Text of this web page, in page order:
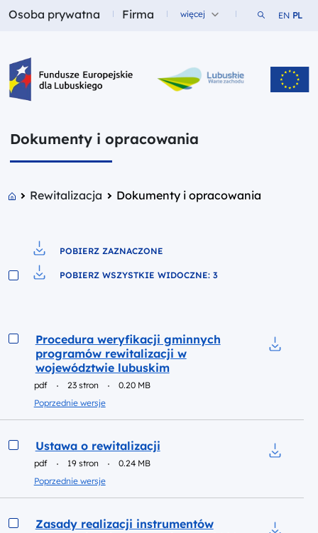
Fundusze dla
Osoba prywatna Fundusze dla
Firma więcej Szukaj w
EN PL
Fundusze Europejskie dla Lubuskiego
Dokumenty i opracowania
Rewitalizacja Dokumenty i opracowania
Pobierz do pliku
POBIERZ ZAZNACZONE
POBIERZ WSZYSTKIE WIDOCZNE: 3
Podgląd
Procedura weryfikacji gminnych
programów rewitalizacji w
województwie lubuskim
pdf 23 stron
0.20 MB
Poprzednie wersje
Podgląd
Ustawa o rewitalizacji
pdf 19 stron
0.24 MB
Poprzednie wersje
Podgląd
Zasady realizacji instrumentów